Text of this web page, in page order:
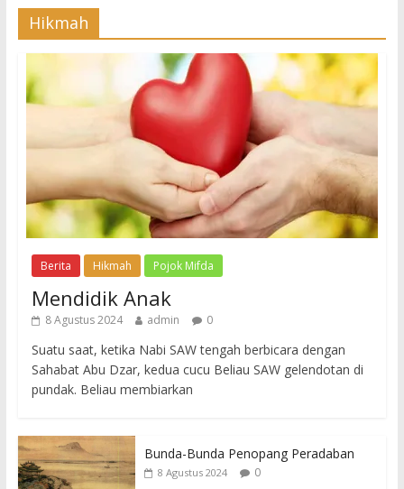
Hikmah
Berita Hikmah Pojok Mifda
Mendidik Anak
8 Agustus 2024 admin 0
Suatu saat, ketika Nabi SAW tengah berbicara dengan
Sahabat Abu Dzar, kedua cucu Beliau SAW gelendotan di
pundak. Beliau membiarkan
Bunda-Bunda Penopang Peradaban
8 Agustus 2024 0